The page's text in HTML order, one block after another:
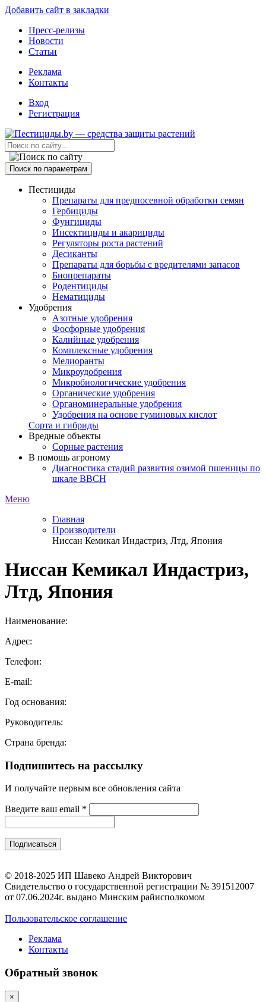
Добавить сайт в закладки
Пресс-релизы
Новости
Статьи
Реклама
Контакты
Вход
Регистрация
Поиск по параметрам
Пестициды
Препараты для предпосевной обработки семян
Гербициды
Фунгициды
Инсектициды и акарициды
Регуляторы роста растений
Десиканты
Препараты для борьбы с вредителями запасов
Биопрепараты
Родентициды
Нематициды
Удобрения
Азотные удобрения
Фосфорные удобрения
Калийные удобрения
Комплексные удобрения
Мелиоранты
Микроудобрения
Микробиологические удобрения
Органические удобрения
Органоминеральные удобрения
Удобрения на основе гуминовых кислот
Сорта и гибриды
Вредные объекты
Сорные растения
В помощь агроному
Диагностика стадий развития озимой пшеницы по
шкале ВВСН
Меню
Главная
Производители
Ниссан Кемикал Индастриз, Лтд, Япония
Ниссан Кемикал Индастриз,
Лтд, Япония
Наименование:
Адрес:
Телефон:
E-mail:
Год основания:
Руководитель:
Страна бренда:
Подпишитесь на рассылку
И получайте первым все обновления сайта
Введите ваш email *
© 2018-2025 ИП Шавеко Андрей Викторович
Свидетельство о государственной регистрации № 391512007
от 07.06.2024г. выдано Минским райисполкомом
Пользовательское соглашение
Реклама
Контакты
Обратный звонок
×